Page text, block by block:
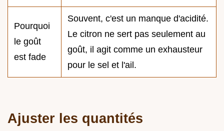
Pourquoi
le goût
est fade
Souvent, c'est un manque d'acidité.
Le citron ne sert pas seulement au
goût, il agit comme un exhausteur
pour le sel et l'ail.
Ajuster les quantités